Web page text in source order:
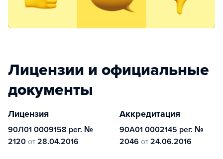
Лицензии и официальные
документы
Лицензия
90Л01 0009158 рег. №
2120 от 28.04.2016
Аккредитация
90А01 0002145 рег. №
2046 от 24.06.2016